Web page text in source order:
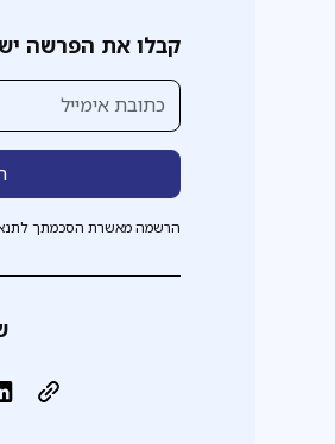
קבלו את הפרשה
הרשמה מאשרת הסכמתך